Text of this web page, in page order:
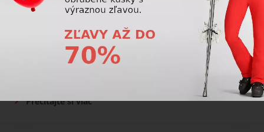
Lyžiarske rukavice
Sú lepšie palčiaky alebo prstové lyžiarske rukavice?
Palčiaky sú teplejšie, prstové rukavice zas ponúkajú
lepší úchop a citlivosť. Výber závisí od zimy, štýlu jazdy a
Prečítajte si viac